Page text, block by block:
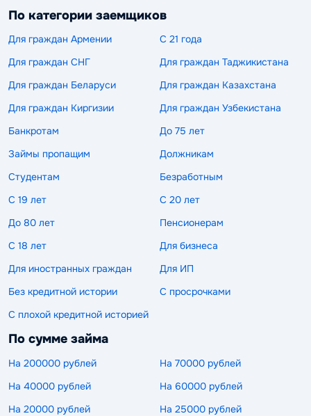
По категории заемщиков
Для граждан Армении
С 21 года
Для граждан СНГ
Для граждан Таджикистана
Для граждан Беларуси
Для граждан Казахстана
Для граждан Киргизии
Для граждан Узбекистана
Банкротам
До 75 лет
Займы пропащим
Должникам
Студентам
Безработным
С 19 лет
С 20 лет
До 80 лет
Пенсионерам
С 18 лет
Для бизнеса
Для иностранных граждан
Для ИП
Без кредитной истории
С просрочками
С плохой кредитной историей
По сумме займа
На 200000 рублей
На 70000 рублей
На 40000 рублей
На 60000 рублей
На 20000 рублей
На 25000 рублей